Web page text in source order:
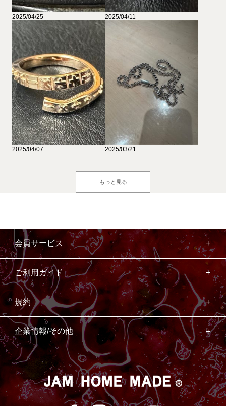
2025/04/25 2025/04/11
2025/04/07 2025/03/21
もっと見る
会員サービス
ご利用ガイド
規約
企業情報/その他